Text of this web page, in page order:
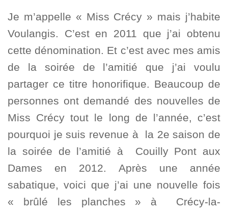
Je m’appelle « Miss Crécy » mais j’habite
Voulangis. C’est en 2011 que j’ai obtenu
cette dénomination. Et c’est avec mes amis
de la soirée de l’amitié que j’ai voulu
partager ce titre honorifique. Beaucoup de
personnes ont demandé des nouvelles de
Miss Crécy tout le long de l’année, c’est
pourquoi je suis revenue à la 2e saison de
la soirée de l’amitié à Couilly Pont aux
Dames en 2012. Après une année
sabatique, voici que j’ai une nouvelle fois
« brûlé les planches » à Crécy-la-